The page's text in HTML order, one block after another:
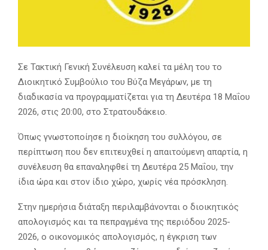
Σε Τακτική Γενική Συνέλευση καλεί τα μέλη του το
Διοικητικό Συμβούλιο του Βύζα Μεγάρων, με τη
διαδικασία να προγραμματίζεται για τη Δευτέρα 18 Μαΐου
2026, στις 20:00, στο Στρατουδάκειο.
Όπως γνωστοποίησε η διοίκηση του συλλόγου, σε
περίπτωση που δεν επιτευχθεί η απαιτούμενη απαρτία, η
συνέλευση θα επαναληφθεί τη Δευτέρα 25 Μαΐου, την
ίδια ώρα και στον ίδιο χώρο, χωρίς νέα πρόσκληση.
Στην ημερήσια διάταξη περιλαμβάνονται ο διοικητικός
απολογισμός και τα πεπραγμένα της περιόδου 2025-
2026, ο οικονομικός απολογισμός, η έγκριση των